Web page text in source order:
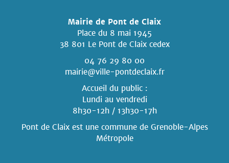
Mairie de Pont de Claix
Place du 8 mai 1945
38 801 Le Pont de Claix cedex
04 76 29 80 00
mairie@ville-pontdeclaix.fr
Accueil du public :
Lundi au vendredi
8h30-12h / 13h30-17h
Pont de Claix est une commune de Grenoble-Alpes
Métropole